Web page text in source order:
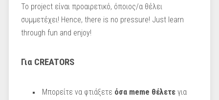
Το project είναι προαιρετικό, όποιος/α θέλει
συμμετέχει! Hence, there is no pressure! Just learn
through fun and enjoy!
Για CREATORS
Μπορείτε να φτιάξετε όσα meme θέλετε για